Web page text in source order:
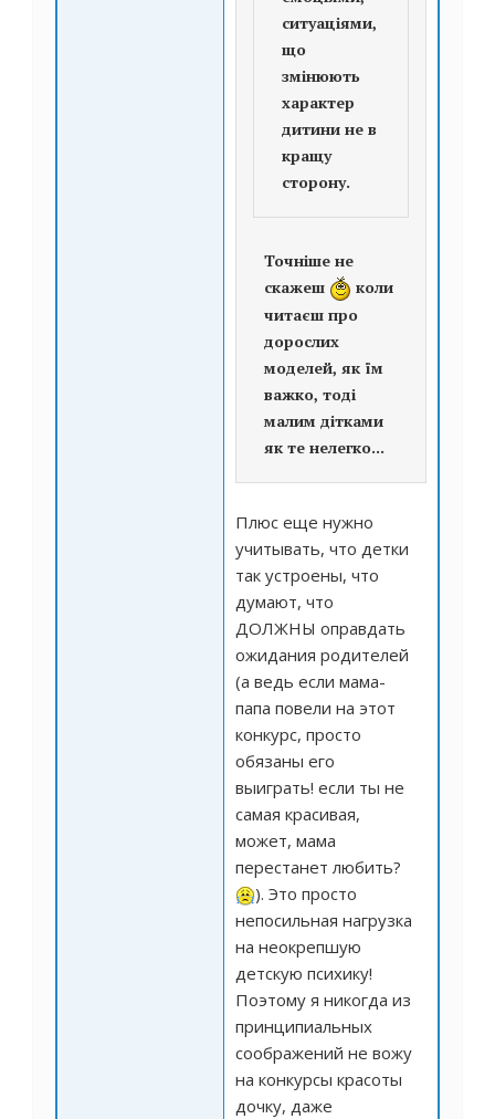
ситуаціями,
що
змінюють
характер
дитини не в
кращу
сторону.
Точніше не
скажеш
коли
читаєш про
дорослих
моделей, як їм
важко, тоді
малим дітками
як те нелегко...
Плюс еще нужно
учитывать, что детки
так устроены, что
думают, что
ДОЛЖНЫ оправдать
ожидания родителей
(а ведь если мама-
папа повели на этот
конкурс, просто
обязаны его
выиграть! если ты не
самая красивая,
может, мама
перестанет любить?
). Это просто
непосильная нагрузка
на неокрепшую
детскую психику!
Поэтому я никогда из
принципиальных
соображений не вожу
на конкурсы красоты
дочку, даже